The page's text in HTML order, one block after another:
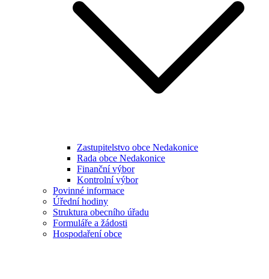
Zastupitelstvo obce Nedakonice
Rada obce Nedakonice
Finanční výbor
Kontrolní výbor
Povinné informace
Úřední hodiny
Struktura obecního úřadu
Formuláře a žádosti
Hospodaření obce